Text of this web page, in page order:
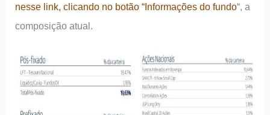
nesse link, clicando no botão “Informações do fundo“, a
composição atual.